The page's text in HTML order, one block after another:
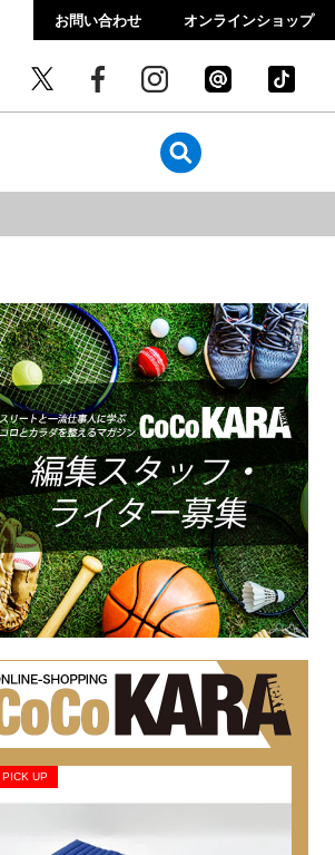
お問い合わせ オンラインショップ
PICK UP